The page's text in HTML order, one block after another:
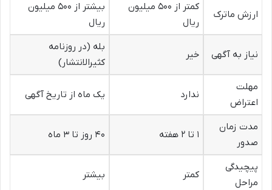
ارزش ماترک
کمتر از ۵۰۰ میلیون
ریال
بیشتر از ۵۰۰ میلیون
ریال
نیاز به آگهی خیر
بله (در روزنامه
کثیرالانتشار)
مهلت
اعتراض
ندارد یک ماه از تاریخ آگهی
مدت زمان
صدور
۱ تا ۲ هفته ۴۰ روز تا ۳ ماه
پیچیدگی
مراحل
کمتر بیشتر